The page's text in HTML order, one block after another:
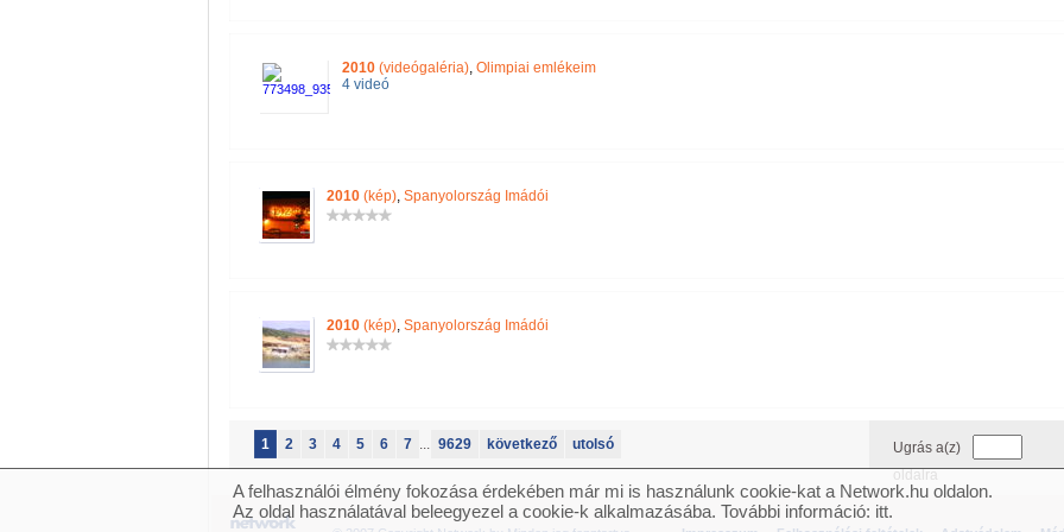
2010 (videógaléria), Olimpiai emlékeim
4 videó
2010 (kép), Spanyolország Imádói
2010 (kép), Spanyolország Imádói
Ugrás a(z)
oldalra
1 2 3 4 5 6 7 ... 9629 következő utolsó
A felhasználói élmény fokozása érdekében már mi is használunk cookie-kat a Network.hu oldalon.
Az oldal használatával beleegyezel a cookie-k alkalmazásába. További információ: itt.